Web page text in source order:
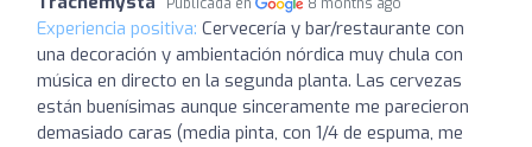
Experiencia positiva: Cervecería y bar/restaurante con
una decoración y ambientación nórdica muy chula con
música en directo en la segunda planta. Las cervezas
están buenísimas aunque sinceramente me parecieron
demasiado caras (media pinta, con 1/4 de espuma, me